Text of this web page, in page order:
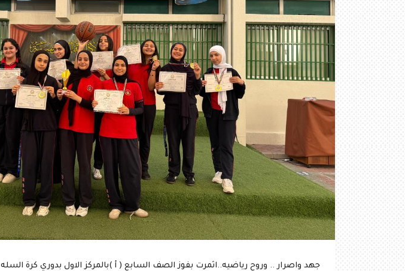
جهد واصرار .. وروح رياضيه..اثمرت بفوز الصف السابع ( أ )بالمركز الاول بدوري كرة السله